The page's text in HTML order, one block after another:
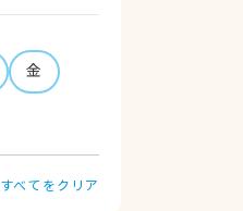
金
すべてをクリア